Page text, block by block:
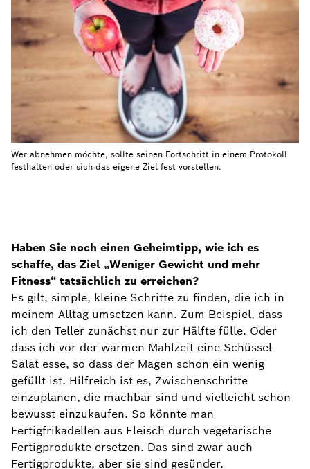
Wer abnehmen möchte, sollte seinen Fortschritt in einem Protokoll
festhalten oder sich das eigene Ziel fest vorstellen.
Haben Sie noch einen Geheimtipp, wie ich es
schaffe, das Ziel „Weniger Gewicht und mehr
Fitness“ tatsächlich zu erreichen?
Es gilt, simple, kleine Schritte zu finden, die ich in
meinem Alltag umsetzen kann. Zum Beispiel, dass
ich den Teller zunächst nur zur Hälfte fülle. Oder
dass ich vor der warmen Mahlzeit eine Schüssel
Salat esse, so dass der Magen schon ein wenig
gefüllt ist. Hilfreich ist es, Zwischenschritte
einzuplanen, die machbar sind und vielleicht schon
bewusst einzukaufen. So könnte man
Fertigfrikadellen aus Fleisch durch vegetarische
Fertigprodukte ersetzen. Das sind zwar auch
Fertigprodukte, aber sie sind gesünder.